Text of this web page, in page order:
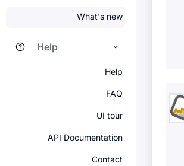
What's new
Help
Help
FAQ
UI tour
API Documentation
Contact